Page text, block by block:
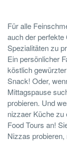
Für alle
auch der
Spezialitäten zu
Ein persönlicher
köstlich
Snack! Oder,
Mittagspause
probieren. Und
nizzaer Küche zu
Food Tours an!
Nizzas